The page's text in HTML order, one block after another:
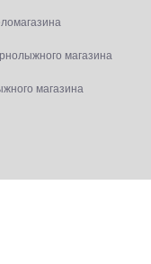
магазина
магазина